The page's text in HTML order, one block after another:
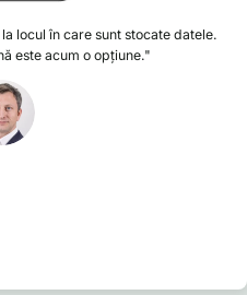
locul în care sunt stocate datele.
este acum o opțiune."